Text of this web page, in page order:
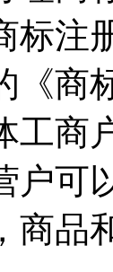
标注
《商
工商
户可
商品